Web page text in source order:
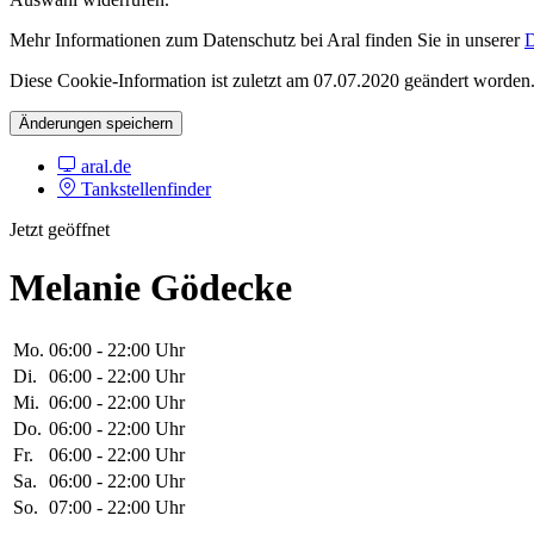
Mehr Informationen zum Datenschutz bei Aral finden Sie in unserer
Diese Cookie-Information ist zuletzt am 07.07.2020 geändert worden.
Änderungen speichern
aral.de
Tankstellenfinder
Jetzt geöffnet
Melanie Gödecke
Mo. 06:00 - 22:00 Uhr
Di.
06:00 - 22:00 Uhr
Mi. 06:00 - 22:00 Uhr
Do. 06:00 - 22:00 Uhr
Fr.
06:00 - 22:00 Uhr
Sa.
06:00 - 22:00 Uhr
So. 07:00 - 22:00 Uhr